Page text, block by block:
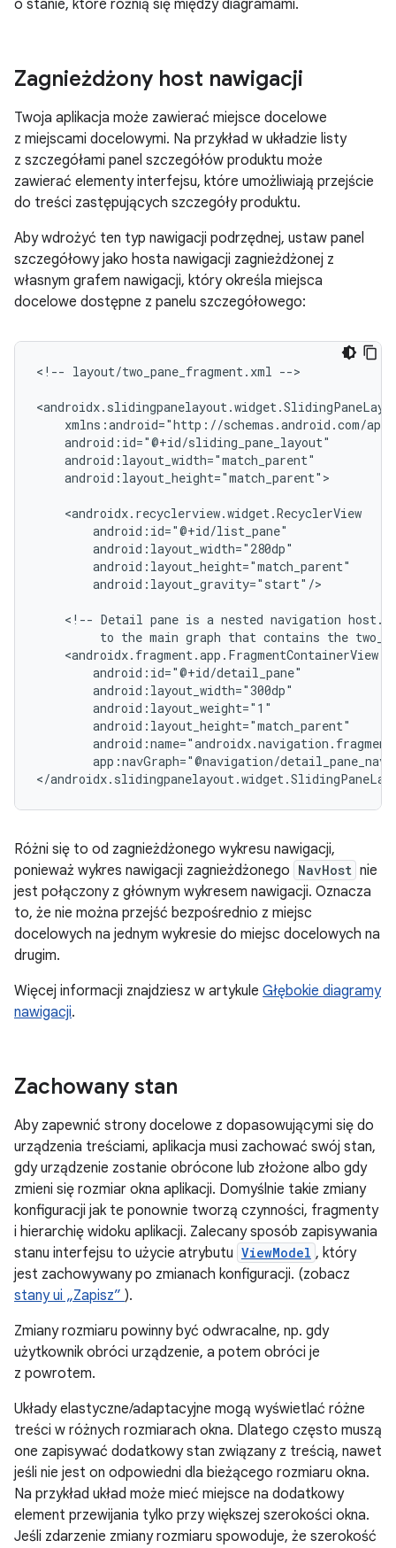
o stanie, które różnią się między diagramami.
Zagnieżdżony host nawigacji
Twoja aplikacja może zawierać miejsce docelowe
z miejscami docelowymi. Na przykład w układzie listy
z szczegółami panel szczegółów produktu może
zawierać elementy interfejsu, które umożliwiają przejście
do treści zastępujących szczegóły produktu.
Aby wdrożyć ten typ nawigacji podrzędnej, ustaw panel
szczegółowy jako hosta nawigacji zagnieżdżonej z
własnym grafem nawigacji, który określa miejsca
docelowe dostępne z panelu szczegółowego:
<!-- layout/two_pane_fragment.xml -->
android:layout_height="match_parent">
android:layout_gravity="start"/>
<!-- Detail pane is a nested navigation host.
to the main graph that contains the
app:navGraph="@navigation/
Różni się to od zagnieżdżonego wykresu nawigacji,
ponieważ wykres nawigacji zagnieżdżonego NavHost nie
jest połączony z głównym wykresem nawigacji. Oznacza
to, że nie można przejść bezpośrednio z miejsc
docelowych na jednym wykresie do miejsc docelowych na
drugim.
Więcej informacji znajdziesz w artykule Głębokie diagramy
nawigacji.
Zachowany stan
Aby zapewnić strony docelowe z dopasowującymi się do
urządzenia treściami, aplikacja musi zachować swój stan,
gdy urządzenie zostanie obrócone lub złożone albo gdy
zmieni się rozmiar okna aplikacji. Domyślnie takie zmiany
konfiguracji jak te ponownie tworzą czynności, fragmenty
i hierarchię widoku aplikacji. Zalecany sposób zapisywania
stanu interfejsu to użycie atrybutu ViewModel , który
jest zachowywany po zmianach konfiguracji. (zobacz
stany ui „Zapisz” ).
Zmiany rozmiaru powinny być odwracalne, np. gdy
użytkownik obróci urządzenie, a potem obróci je
z powrotem.
Układy elastyczne/adaptacyjne mogą wyświetlać różne
treści w różnych rozmiarach okna. Dlatego często muszą
one zapisywać dodatkowy stan związany z treścią, nawet
jeśli nie jest on odpowiedni dla bieżącego rozmiaru okna.
Na przykład układ może mieć miejsce na dodatkowy
element przewijania tylko przy większej szerokości okna.
Jeśli zdarzenie zmiany rozmiaru spowoduje, że szerokość